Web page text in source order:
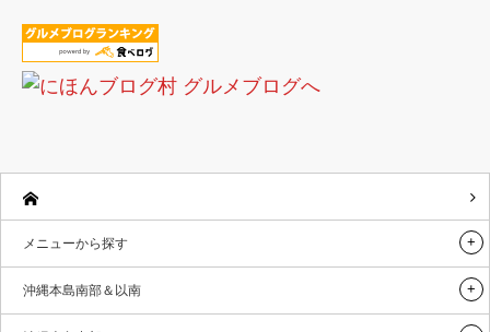
メニューから探す
沖縄本島南部＆以南